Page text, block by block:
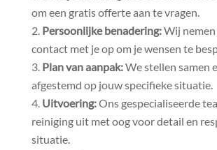
om een gratis offerte aan te vragen.​
Persoonlijke benadering:Wij
contact met je op om je wensen te
Plan van aanpak:We stellen samen
afgestemd op jouw specifieke situatie.​
Uitvoering:Ons gespecialiseerde
reiniging uit met oog voor detail en
situatie.​